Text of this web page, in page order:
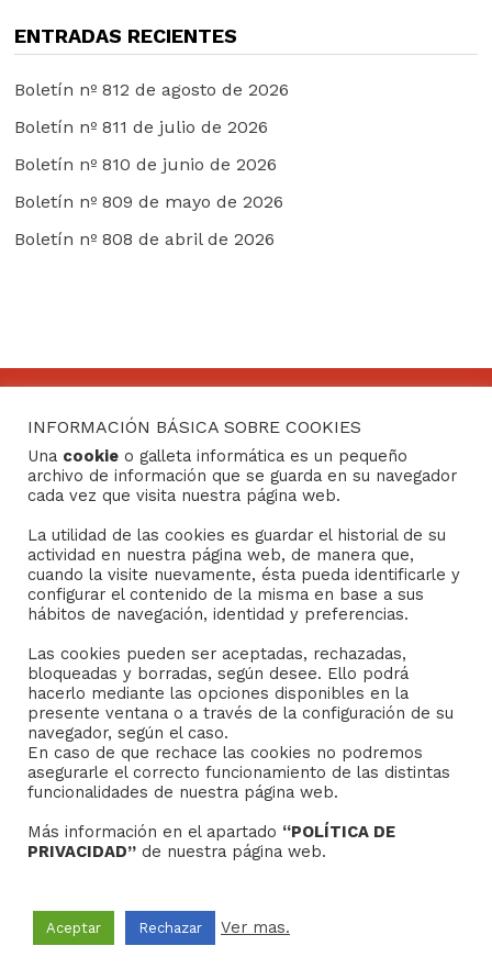
ENTRADAS RECIENTES
Boletín nº 812 de agosto de 2026
Boletín nº 811 de julio de 2026
Boletín nº 810 de junio de 2026
Boletín nº 809 de mayo de 2026
Boletín nº 808 de abril de 2026
CONTACTO
Consejo General de Hermandades y Cofradías de la
ciudad de Sevilla
C/ San Gregorio 26. 41004- Sevilla
(+34) 954 21 59 27
boletin@hermandades-de-sevilla.org
AVISO LEGAL
Sus datos seguros.
Política de Cookies.
Copyright © 2022Grupo Studium Formación
INFORMACIÓN BÁSICA SOBRE COOKIES
Una cookie o galleta informática es un pequeño
archivo de información que se guarda en su navegador
cada vez que visita nuestra página web.
La utilidad de las cookies es guardar el historial de su
actividad en nuestra página web, de manera que,
cuando la visite nuevamente, ésta pueda identificarle y
configurar el contenido de la misma en base a sus
hábitos de navegación, identidad y preferencias.
Las cookies pueden ser aceptadas, rechazadas,
bloqueadas y borradas, según desee. Ello podrá
hacerlo mediante las opciones disponibles en la
presente ventana o a través de la configuración de su
navegador, según el caso.
En caso de que rechace las cookies no podremos
asegurarle el correcto funcionamiento de las distintas
funcionalidades de nuestra página web.
Más información en el apartado “POLÍTICA DE
PRIVACIDAD” de nuestra página web.
Aceptar Rechazar Ver mas.